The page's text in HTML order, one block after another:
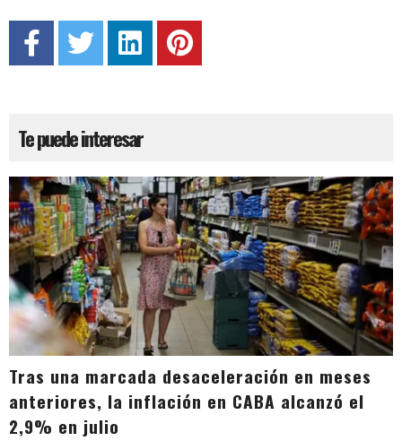
Te puede interesar
Tras una marcada desaceleración en meses
anteriores, la inflación en CABA alcanzó el
2,9% en julio